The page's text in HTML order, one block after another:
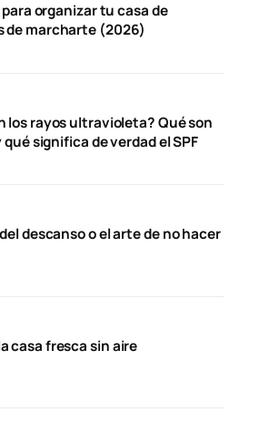
organizar tu casa de
de marcharte (2026)
los rayos ultravioleta? Qué son
qué significa de verdad el SPF
descanso o el arte de no hacer
casa fresca sin aire